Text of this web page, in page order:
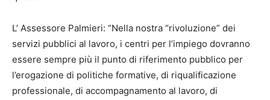
L’ Assessore Palmieri: “Nella nostra “rivoluzione” dei
servizi pubblici al lavoro, i centri per l’impiego dovranno
essere sempre più il punto di riferimento pubblico per
l’erogazione di politiche formative, di riqualificazione
professionale, di accompagnamento al lavoro, di